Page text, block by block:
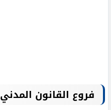
فروع القانون المدني